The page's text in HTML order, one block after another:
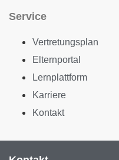
Service
Vertretungsplan
Elternportal
Lernplattform
Karriere
Kontakt